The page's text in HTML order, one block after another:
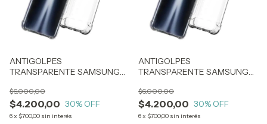
ANTIGOLPES
TRANSPARENTE SAMSUNG
$4.200,00
$6.000,00
30% OFF
6x $700,00 sin interés
ANTIGOLPES
TRANSPARENTE SAMSUNG
$4.200,00
$6.000,00
30% OFF
6x $700,00 sin interés